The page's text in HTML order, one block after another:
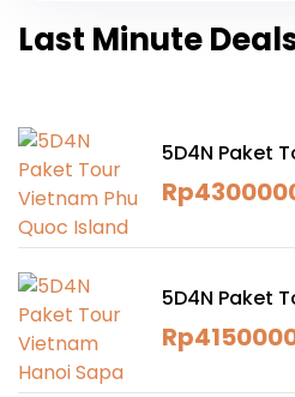
Last Minute
5D4N Paket
Island
Rp
5D4N Paket
Sapa
Rp